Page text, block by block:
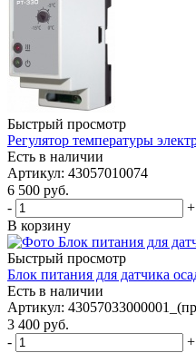
Быстрый просмотр
Регулятор температуры
Есть в наличии
Артикул: 43057010074
6 500 руб.
-
+
В корзину
Быстрый просмотр
Блок питания для датчика
Есть в наличии
Артикул:
3 400 руб.
-
+